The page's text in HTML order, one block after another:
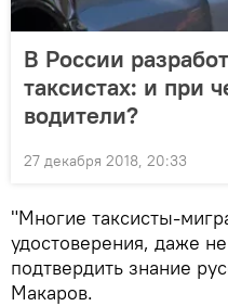
В России
таксистах: и при
водители?
27 декабря 2018, 20:33
"Многие таксисты-
удостоверения, даже
подтвердить знание
Макаров.